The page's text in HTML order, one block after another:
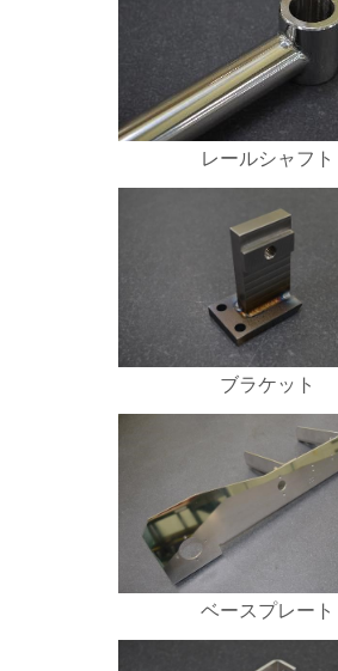
レールシャフト
ブラケット
ベースプレート